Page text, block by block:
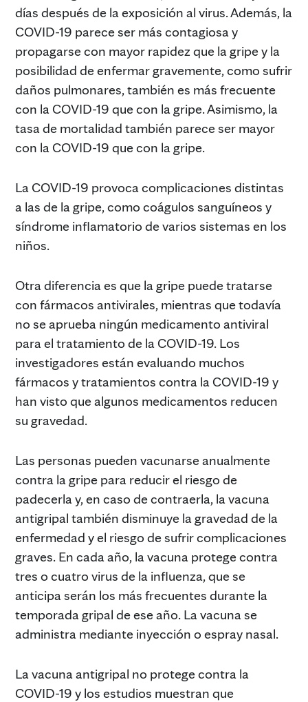
días después de la exposición al virus. Además, la
COVID-19 parece ser más contagiosa y
propagarse con mayor rapidez que la gripe y la
posibilidad de enfermar gravemente, como sufrir
daños pulmonares, también es más frecuente
con la COVID-19 que con la gripe. Asimismo, la
tasa de mortalidad también parece ser mayor
con la COVID-19 que con la gripe.
La COVID-19 provoca complicaciones distintas
a las de la gripe, como coágulos sanguíneos y
síndrome inflamatorio de varios sistemas en los
niños.
Otra diferencia es que la gripe puede tratarse
con fármacos antivirales, mientras que todavía
no se aprueba ningún medicamento antiviral
para el tratamiento de la COVID-19. Los
investigadores están evaluando muchos
fármacos y tratamientos contra la COVID-19 y
han visto que algunos medicamentos reducen
su gravedad.
Las personas pueden vacunarse anualmente
contra la gripe para reducir el riesgo de
padecerla y, en caso de contraerla, la vacuna
antigripal también disminuye la gravedad de la
enfermedad y el riesgo de sufrir complicaciones
graves. En cada año, la vacuna protege contra
tres o cuatro virus de la influenza, que se
anticipa serán los más frecuentes durante la
temporada gripal de ese año. La vacuna se
administra mediante inyección o espray nasal.
La vacuna antigripal no protege contra la
COVID-19 y los estudios muestran que